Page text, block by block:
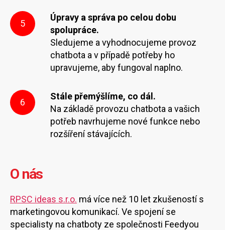
5
Úpravy a správa po celou dobu
spolupráce.
Sledujeme a vyhodnocujeme provoz
chatbota a v případě potřeby ho
upravujeme, aby fungoval naplno.
6
Stále přemýšlíme, co dál.
Na základě provozu chatbota a vašich
potřeb navrhujeme nové funkce nebo
rozšíření stávajících.
O nás
RPSC ideas s.r.o. má více než 10 let zkušeností s
marketingovou komunikací. Ve spojení se
specialisty na chatboty ze společnosti Feedyou